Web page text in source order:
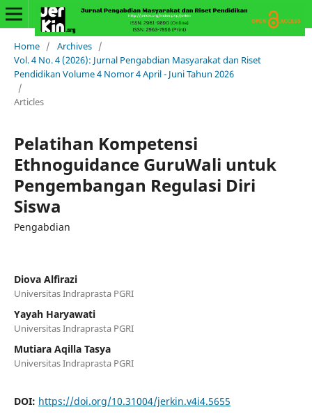
Home / Archives /
Vol. 4 No. 4 (2026): Jurnal Pengabdian Masyarakat dan Riset
Pendidikan Volume 4 Nomor 4 April - Juni Tahun 2026
/
Articles
Pelatihan Kompetensi
Ethnoguidance GuruWali untuk
Pengembangan Regulasi Diri
Siswa
Pengabdian
Diova Alfirazi
Universitas Indraprasta PGRI
Yayah Haryawati
Universitas Indraprasta PGRI
Mutiara Aqilla Tasya
Universitas Indraprasta PGRI
DOI: https://doi.org/10.31004/jerkin.v4i4.5655